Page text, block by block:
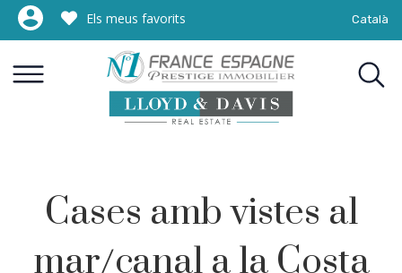
Els meus favorits Català
Cases amb vistes al
mar/canal a la Costa